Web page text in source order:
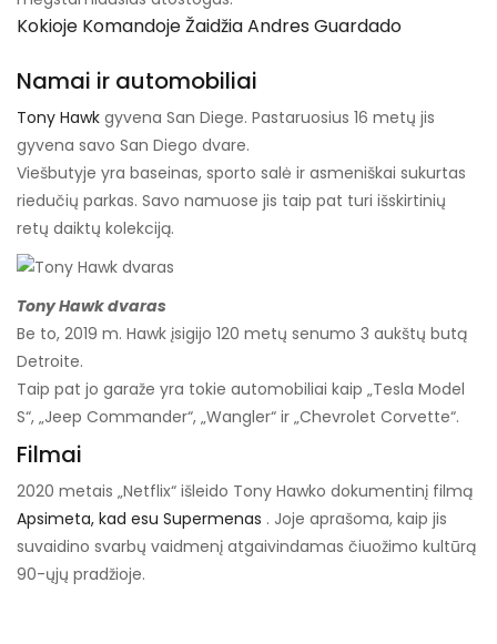
Kokioje Komandoje Žaidžia Andres Guardado
Namai ir automobiliai
Tony Hawk gyvena San Diege. Pastaruosius 16 metų jis
gyvena savo San Diego dvare.
Viešbutyje yra baseinas, sporto salė ir asmeniškai sukurtas
riedučių parkas. Savo namuose jis taip pat turi išskirtinių
retų daiktų kolekciją.
Tony Hawk dvaras
Be to, 2019 m. Hawk įsigijo 120 metų senumo 3 aukštų butą
Detroite.
Taip pat jo garaže yra tokie automobiliai kaip „Tesla Model
S“, „Jeep Commander“, „Wangler“ ir „Chevrolet Corvette“.
Filmai
2020 metais „Netflix“ išleido Tony Hawko dokumentinį filmą
Apsimeta, kad esu Supermenas . Joje aprašoma, kaip jis
suvaidino svarbų vaidmenį atgaivindamas čiuožimo kultūrą
90-ųjų pradžioje.